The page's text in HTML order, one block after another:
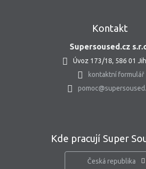
Kontakt
Supersoused.cz
Úvoz 173/18, 586 01
kontaktní formulář
Kde pracují Super
Česká republika